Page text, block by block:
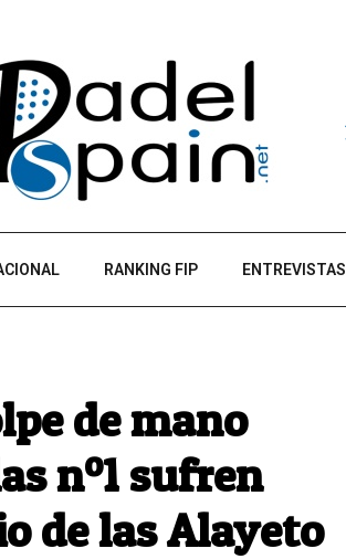
RANKING FIP ENTREVISTAS
de mano
nº1 sufren
de las Alayeto